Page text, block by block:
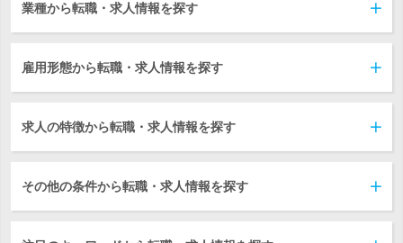
業種から転職・求人情報を探す
雇用形態から転職・求人情報を探す
求人の特徴から転職・求人情報を探す
その他の条件から転職・求人情報を探す